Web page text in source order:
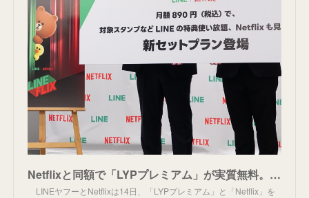
Netflixと同額で「LYPプレミアム」が実質無料。異例のタッグが目指すものとは
LINEヤフーとNetflixは14日、「LYPプレミアム」と「Netflix」を